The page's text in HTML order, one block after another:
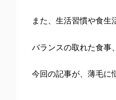
また、生活習慣や食生
バランスの取れた食事
今回の記事が、薄毛に